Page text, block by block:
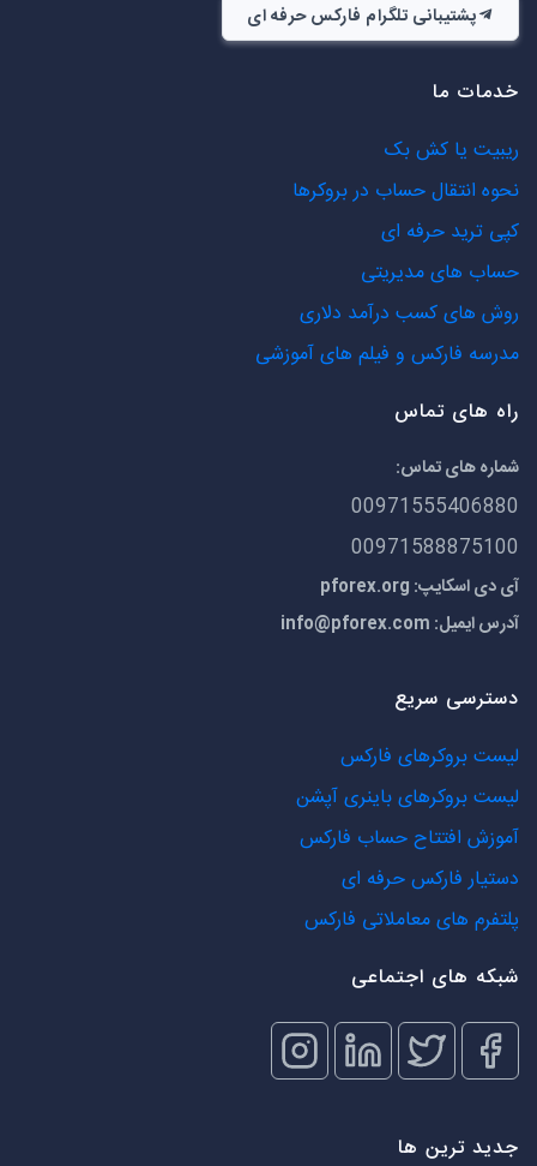
پشتیبانی تلگرام فارکس حرفه ای
خدمات ما
ریبیت یا کش بک
نحوه انتقال حساب در بروکرها
کپی ترید حرفه ای
حساب های مدیریتی
روش های کسب درآمد دلاری
مدرسه فارکس و فیلم های آموزشی
راه های تماس
شماره های تماس:
00971555406880
00971588875100
آی دی اسکایپ: pforex.org
آدرس ایمیل: info@pforex.com
دسترسی سریع
لیست بروکرهای فارکس
لیست بروکرهای باینری آپشن
آموزش افتتاح حساب فارکس
دستیار فارکس حرفه ای
پلتفرم های معاملاتی فارکس
شبکه های اجتماعی
جدید ترین ها